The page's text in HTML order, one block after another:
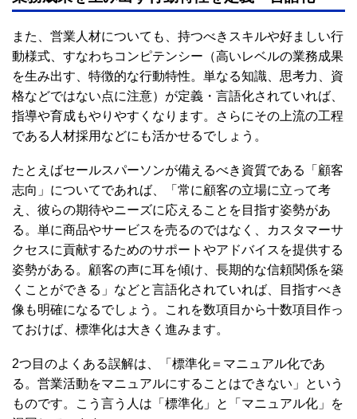
また、営業人材についても、持つべきスキルや好ましい行
動様式、すなわちコンピテンシー（高いレベルの業務成果
を生み出す、特徴的な行動特性。単なる知識、思考力、資
格などではない点に注意）が定義・言語化されていれば、
指導や育成もやりやすくなります。さらにその上流の工程
である人材採用などにも活かせるでしょう。
たとえばセールスパーソンが備えるべき資質である「顧客
志向」についてであれば、「常に顧客の立場に立って考
え、彼らの期待やニーズに応えることを目指す姿勢があ
る。単に商品やサービスを売るのではなく、カスタマーサ
クセスに貢献するためのサポートやアドバイスを提供する
姿勢がある。顧客の声に耳を傾け、長期的な信頼関係を築
くことができる」などと言語化されていれば、目指すべき
像も明確になるでしょう。これを数項目から十数項目作っ
ておけば、標準化は大きく進みます。
2つ目のよくある誤解は、「標準化＝マニュアル化であ
る。営業活動をマニュアルにすることはできない」という
ものです。こう言う人は「標準化」と「マニュアル化」を